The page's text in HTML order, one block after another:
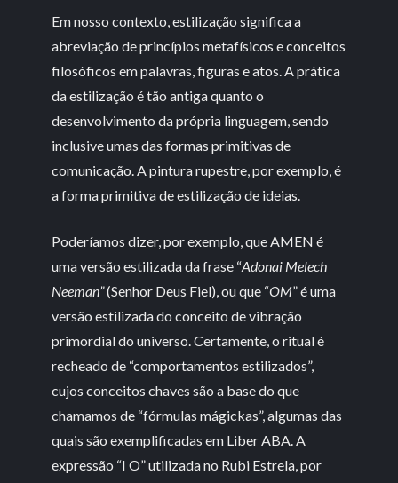
Em nosso contexto, estilização significa a
abreviação de princípios metafísicos e conceitos
filosóficos em palavras, figuras e atos. A prática
da estilização é tão antiga quanto o
desenvolvimento da própria linguagem, sendo
inclusive umas das formas primitivas de
comunicação. A pintura rupestre, por exemplo, é
a forma primitiva de estilização de ideias.
Poderíamos dizer, por exemplo, que AMEN é
uma versão estilizada da frase “Adonai Melech
Neeman”(Senhor Deus Fiel), ou que “OM” é uma
versão estilizada do conceito de vibração
primordial do universo. Certamente, o ritual é
recheado de “comportamentos estilizados”,
cujos conceitos chaves são a base do que
chamamos de “fórmulas mágickas”, algumas das
quais são exemplificadas em Liber ABA. A
expressão “I O” utilizada no Rubi Estrela, por